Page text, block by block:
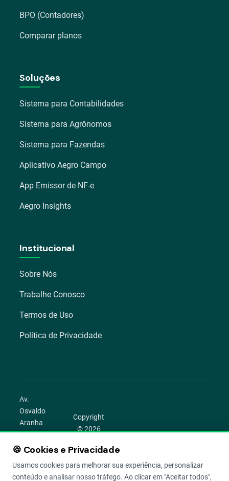
BPO (Contadores)
Comparar planos
Soluções
Sistema para Contabilidades
Sistema para Agrônomos
Sistema para Fazendas
Aplicativo Aegro Campo
App Emissor de NF-e
Aegro Insights
Institucional
Sobre Nós
Trabalhe Conosco
Termos de Uso
Política de Privacidade
Av.
Osvaldo
Aranha
1022 –
Bom
Porto
Copyright
© 2026
Todos os
direitos
reservados.
🍪 Cookies e Privacidade
Usamos cookies para melhorar sua experiência, personalizar
conteúdo e analisar nosso tráfego. Ao clicar em "Aceitar todos",